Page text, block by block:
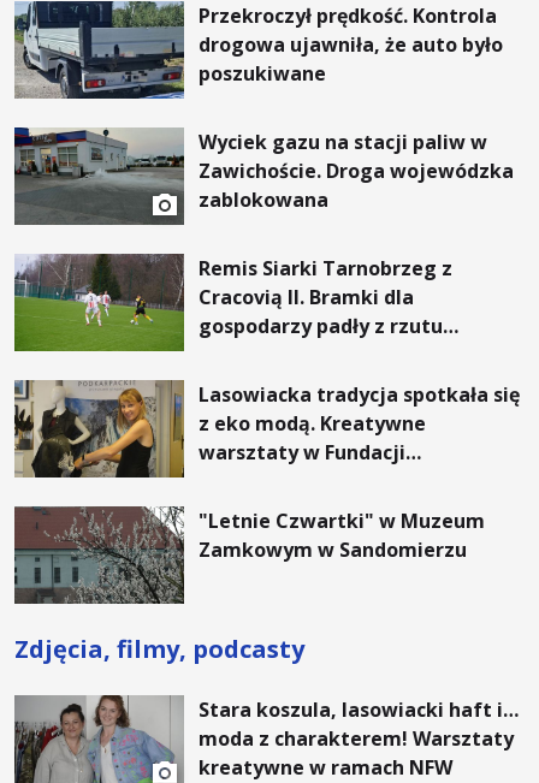
Przekroczył prędkość. Kontrola
drogowa ujawniła, że auto było
poszukiwane
Wyciek gazu na stacji paliw w
Zawichoście. Droga wojewódzka
zablokowana
Remis Siarki Tarnobrzeg z
Cracovią II. Bramki dla
gospodarzy padły z rzutu
Lasowiacka tradycja spotkała się
z eko modą. Kreatywne
warsztaty w Fundacji
"Letnie Czwartki" w Muzeum
Zamkowym w Sandomierzu
Zdjęcia, filmy, podcasty
Stara koszula, lasowiacki haft i…
moda z charakterem! Warsztaty
kreatywne w ramach NFW